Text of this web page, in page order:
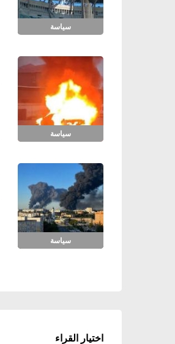
سياسة
سياسة
سياسة
اختيار القراء